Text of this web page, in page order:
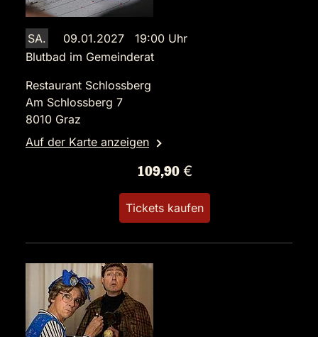
SA.
09.01.2027 19:00 Uhr
Blutbad im Gemeinderat
Restaurant Schlossberg
Am Schlossberg 7
8010 Graz
Auf der Karte anzeigen
109,90 €
Tickets kaufen